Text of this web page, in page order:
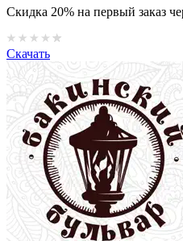
Скидка 20% на первый заказ
Скачать